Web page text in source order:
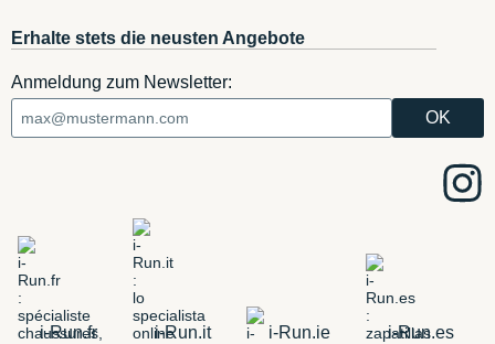
Erhalte stets die neusten Angebote
Anmeldung zum Newsletter:
i-Run.fr i-Run.it i-Run.ie i-Run.es